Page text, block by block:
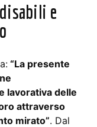
e
“La presente
lavorativa delle
attraverso
mirato”. Dal